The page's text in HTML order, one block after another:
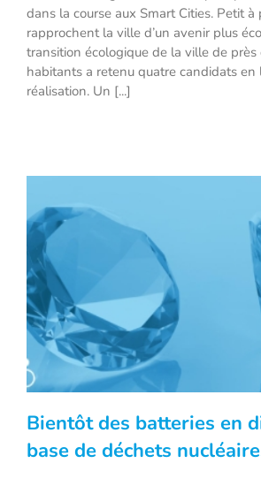
avec Engie
dans la course aux Smart Cities. Petit
rapprochent la ville d’un avenir plus
transition écologique de la ville de
habitants a retenu quatre candidats en
réalisation. Un [...]
Bientôt des batteries en
base de déchets